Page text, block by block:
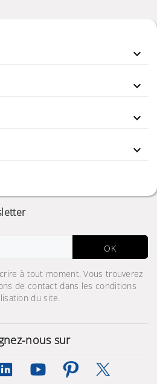




OK
à tout moment. Vous trouverez
de contact dans les conditions
du site.
nous sur